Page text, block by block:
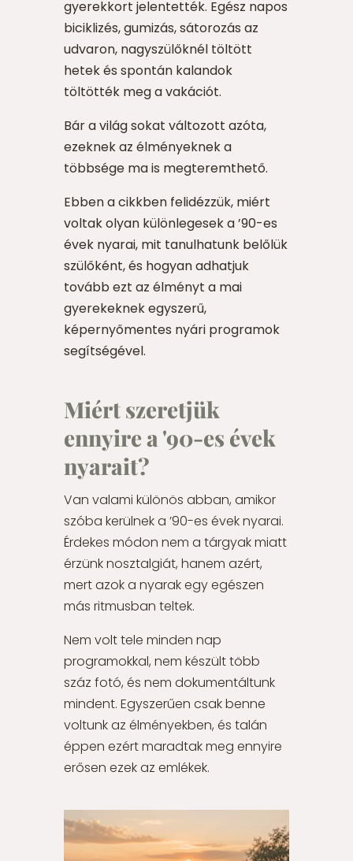
gyerekkort jelentették. Egész napos
biciklizés, gumizás, sátorozás az
udvaron, nagyszülőknél töltött
hetek és spontán kalandok
töltötték meg a vakációt.
Bár a világ sokat változott azóta,
ezeknek az élményeknek a
többsége ma is megteremthető.
Ebben a cikkben felidézzük, miért
voltak olyan különlegesek a ’90-es
évek nyarai, mit tanulhatunk belőlük
szülőként, és hogyan adhatjuk
tovább ezt az élményt a mai
gyerekeknek egyszerű,
képernyőmentes nyári programok
segítségével.
Miért szeretjük
ennyire a '90-es évek
nyarait?
Van valami különös abban, amikor
szóba kerülnek a ’90-es évek nyarai.
Érdekes módon nem a tárgyak miatt
érzünk nosztalgiát, hanem azért,
mert azok a nyarak egy egészen
más ritmusban teltek.
Nem volt tele minden nap
programokkal, nem készült több
száz fotó, és nem dokumentáltunk
mindent. Egyszerűen csak benne
voltunk az élményekben, és talán
éppen ezért maradtak meg ennyire
erősen ezek az emlékek.